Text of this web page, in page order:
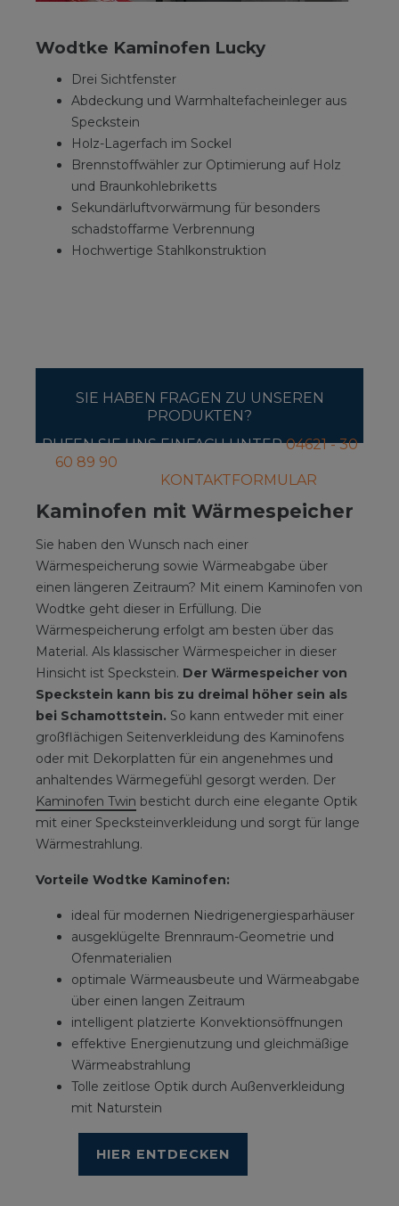
Wodtke Kaminofen Lucky
Drei Sichtfenster
Abdeckung und Warmhaltefacheinleger aus
Speckstein
Holz-Lagerfach im Sockel
Brennstoffwähler zur Optimierung auf Holz
und Braunkohlebriketts
Sekundärluftvorwärmung für besonders
schadstoffarme Verbrennung
Hochwertige Stahlkonstruktion
SIE HABEN FRAGEN ZU UNSEREN
PRODUKTEN?
RUFEN SIE UNS EINFACH UNTER04621 - 30
60 89 90
KONTAKTFORMULAR
Kaminofen mit Wärmespeicher
Sie haben den Wunsch nach einer
Wärmespeicherung sowie Wärmeabgabe über
einen längeren Zeitraum? Mit einem Kaminofen von
Wodtke geht dieser in Erfüllung. Die
Wärmespeicherung erfolgt am besten über das
Material. Als klassischer Wärmespeicher in dieser
Hinsicht ist Speckstein. Der Wärmespeicher von
Speckstein kann bis zu dreimal höher sein als
bei Schamottstein. So kann entweder mit einer
großflächigen Seitenverkleidung des Kaminofens
oder mit Dekorplatten für ein angenehmes und
anhaltendes Wärmegefühl gesorgt werden. Der
Kaminofen Twin besticht durch eine elegante Optik
mit einer Specksteinverkleidung und sorgt für lange
Wärmestrahlung.
Vorteile Wodtke Kaminofen:
ideal für modernen Niedrigenergiesparhäuser
ausgeklügelte Brennraum-Geometrie und
Ofenmaterialien
optimale Wärmeausbeute und Wärmeabgabe
über einen langen Zeitraum
intelligent platzierte Konvektionsöffnungen
effektive Energienutzung und gleichmäßige
Wärmeabstrahlung
Tolle zeitlose Optik durch Außenverkleidung
mit Naturstein
HIER ENTDECKEN